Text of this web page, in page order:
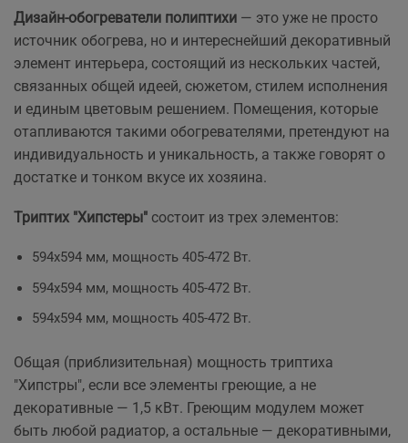
Дизайн-обогреватели полиптихи — это уже не просто
источник обогрева, но и интереснейший декоративный
элемент интерьера, состоящий из нескольких частей,
связанных общей идеей, сюжетом, стилем исполнения
и единым цветовым решением. Помещения, которые
отапливаются такими обогревателями, претендуют на
индивидуальность и уникальность, а также говорят о
достатке и тонком вкусе их хозяина.
Триптих "Хипстеры" состоит из трех элементов:
594х594 мм, мощность 405-472 Вт.
594х594 мм, мощность 405-472 Вт.
594х594 мм, мощность 405-472 Вт.
Общая (приблизительная) мощность триптиха
"Хипстры", если все элементы греющие, а не
декоративные — 1,5 кВт. Греющим модулем может
быть любой радиатор, а остальные — декоративными,